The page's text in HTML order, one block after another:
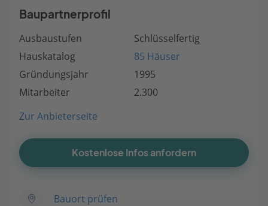
Baupartnerprofil
Ausbaustufen
Schlüsselfertig
Hauskatalog
85 Häuser
Gründungsjahr
1995
Mitarbeiter
2.300
Zur Anbieterseite
Kostenlose Infos anfordern
Bauort prüfen